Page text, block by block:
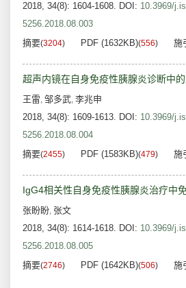
2018, 34(8): 1604-1608. DOI: 10.3969/
5256.2018.08.003
摘要(3204) PDF (1632KB)(556) 施
超声内镜在自身免疫性胰腺炎诊断中
王雷, 邹多武, 李兆申
2018, 34(8): 1609-1613. DOI: 10.3969/
5256.2018.08.004
摘要(2455) PDF (1583KB)(479) 施
IgG4相关性自身免疫性胰腺炎治疗中
张盼盼, 张文
2018, 34(8): 1614-1618. DOI: 10.3969/
5256.2018.08.005
摘要(2746) PDF (1642KB)(506) 施